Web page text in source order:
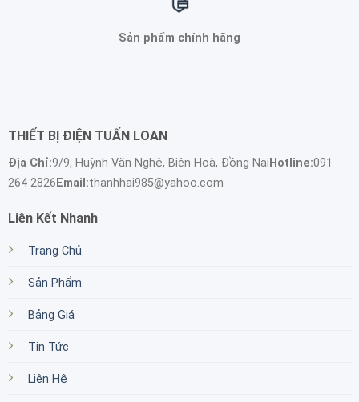
Sản phẩm chính hãng
THIẾT BỊ ĐIỆN TUẤN LOAN
Địa Chỉ:9/9, Huỳnh Văn Nghệ, Biên Hoà, Đồng Nai Hotline:091
264 2826 Email:thanhhai985@yahoo.com
Liên Kết Nhanh
Trang Chủ
Sản Phẩm
Bảng Giá
Tin Tức
Liên Hệ